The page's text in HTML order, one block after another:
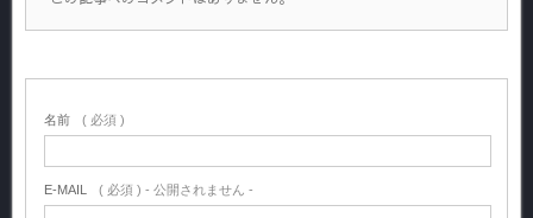
名前 ( 必須 )
E-MAIL ( 必須 ) - 公開されません -